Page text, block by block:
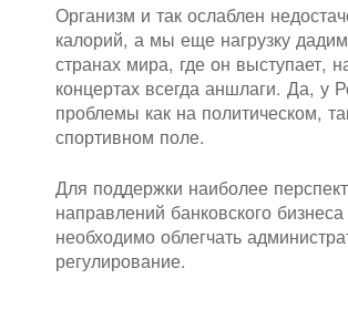
Организм и так ослаблен
калорий, а мы еще нагрузку
странах мира, где он выступает,
концертах всегда аншлаги. Да, у
проблемы как на политическом,
спортивном поле.
Для поддержки наиболее
направлений банковского бизнеса
необходимо облегчать
регулирование.